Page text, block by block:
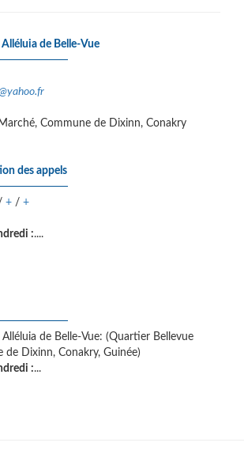
de Belle-Vue
Commune de Dixinn, Conakry
des appels
+ / +
:....
de Belle-Vue: (Quartier Bellevue
de Dixinn, Conakry, Guinée)
:...